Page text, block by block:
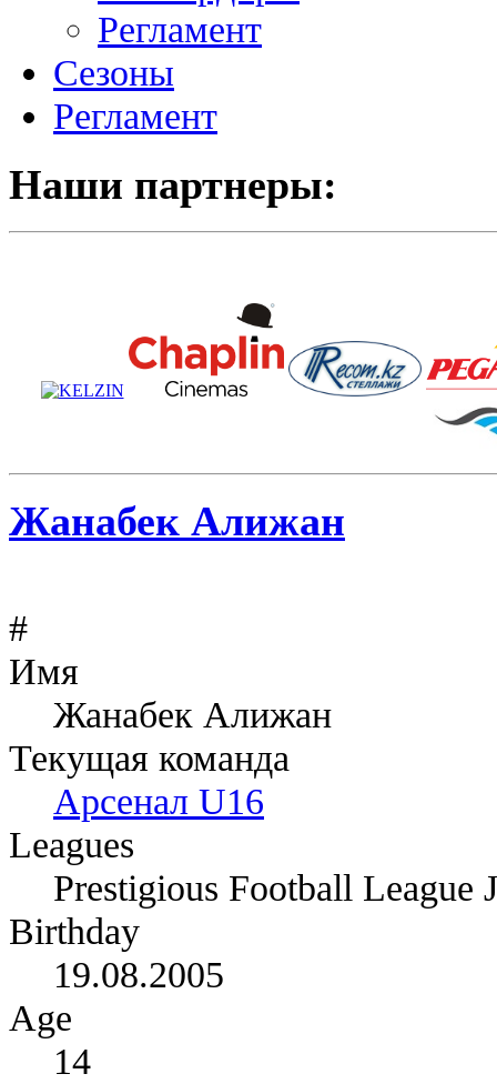
Регламент
Сезоны
Регламент
Наши партнеры:
Жанабек Алижан
#
Имя
Жанабек Алижан
Текущая команда
Арсенал U16
Leagues
Prestigious Football League
Birthday
19.08.2005
Age
14